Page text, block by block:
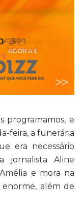
programamos, e
feira, a funerária
era necessário
jornalista Aline
e mora na
além de